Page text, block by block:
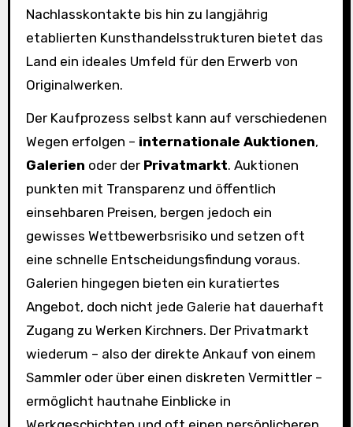
Nachlasskontakte bis hin zu langjährig
etablierten Kunsthandelsstrukturen bietet das
Land ein ideales Umfeld für den Erwerb von
Originalwerken.
Der Kaufprozess selbst kann auf verschiedenen
Wegen erfolgen – internationale Auktionen,
Galerien oder der Privatmarkt. Auktionen
punkten mit Transparenz und öffentlich
einsehbaren Preisen, bergen jedoch ein
gewisses Wettbewerbsrisiko und setzen oft
eine schnelle Entscheidungsfindung voraus.
Galerien hingegen bieten ein kuratiertes
Angebot, doch nicht jede Galerie hat dauerhaft
Zugang zu Werken Kirchners. Der Privatmarkt
wiederum – also der direkte Ankauf von einem
Sammler oder über einen diskreten Vermittler –
ermöglicht hautnahe Einblicke in